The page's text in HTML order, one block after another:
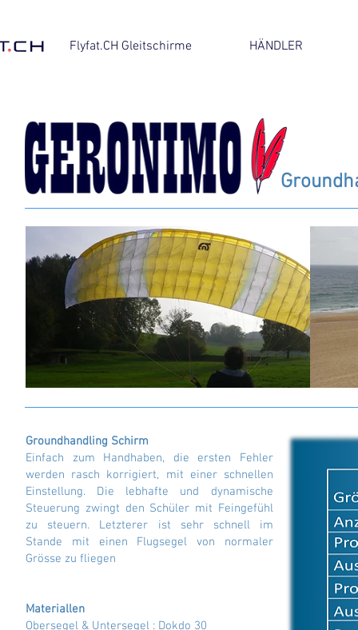
Flyfat.CH Gleitschirme HÄNDLER
Groundhandling Schirm
Einfach zum Handhaben, die ersten Fehler
werden rasch korrigiert, mit einer schnellen
Einstellung. Die lebhafte und dynamische
Steuerung zwingt den Schüler mit Feingefühl
zu steuern. Letzterer ist sehr schnell im
Stande mit einen Flugsegel von normaler
Grösse zu fliegen
Materiallen
Obersegel & Untersegel : Dokdo 30